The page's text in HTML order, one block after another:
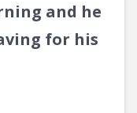
and he
for his